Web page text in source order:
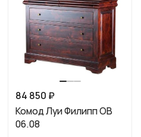
84 850 ₽
Комод Луи Филипп ОВ
06.08